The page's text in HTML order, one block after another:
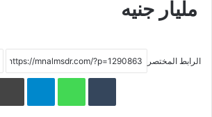
مليار جنيه
الرابط المختصر
WhatsApp
Telegram